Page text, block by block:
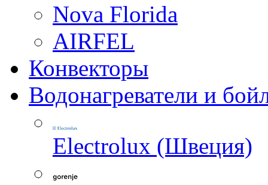
Nova Florida
AIRFEL
Конвекторы
Водонагреватели и
Electrolux (Швеция)